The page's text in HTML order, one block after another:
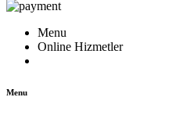
Menu
Online Hizmetler
Menu